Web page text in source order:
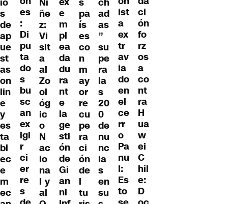
s
de
ap
ue
st
as
on
lin
e
y
es
ta
bl
ec
e
m
ec
es
:
Di
pu
ta
do
s
bu
sc
an
ex
igi
r
ci
er
re
s
ñe
z:
Vi
sit
a
al
Zo
ol
óg
ic
o
N
ac
io
na
l y
al
e
m
pl
ea
da
du
ra
nt
e
la
ge
sti
ón
de
Gi
an
ni
pa
ís
es
co
n
m
ay
or
re
cu
pe
ra
ci
ón
de
l
tu
ad
as
”
su
pe
ra
la
s
20
0
de
nu
nc
ia
s
en
su
ist
a
ex
tr
av
ia
do
en
el
ce
rr
o
Pa
nu
l:
Es
to
ci
ón
fo
rz
os
a
co
nt
ra
H
ua
w
ei
C
hil
e:
D